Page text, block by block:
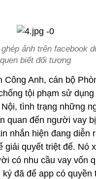
ảnh trên facebook
quen biết đối tượng
Công Anh, cán bộ
tội phạm sử
tình trạng những
quan đến người vay
nhắn hiện đang diễn
giải quyết triệt để. Nó
có nhu cầu vay vốn
đã để app có quyền